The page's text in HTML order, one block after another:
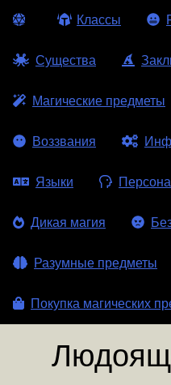
Классы
Существа
Магические предметы
Воззвания
Языки
Дикая магия
Разумные предметы
Покупка магических